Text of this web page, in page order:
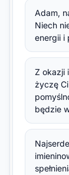
Adam,
Niech
energii i
Z okazji
życzę
będzie